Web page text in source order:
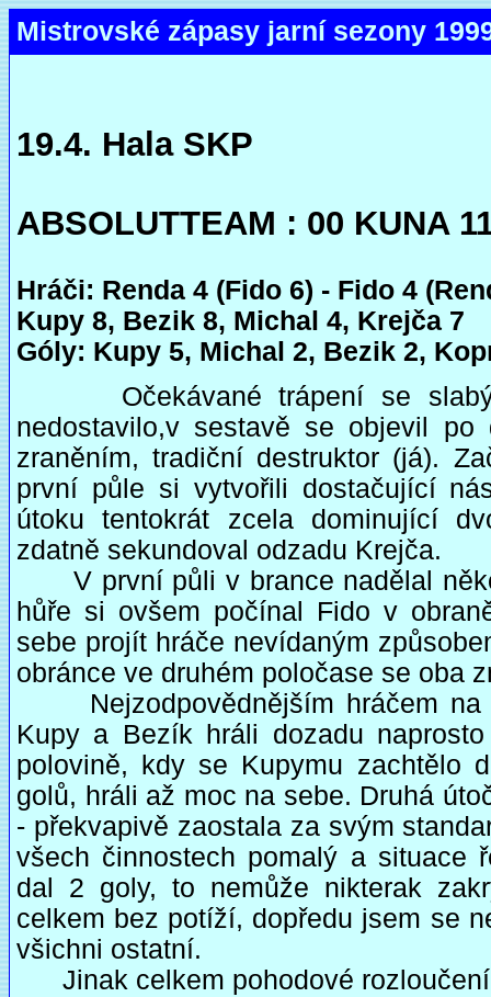
Mistrovské zápasy jarní sezony
19.4. Hala SKP
ABSOLUTTEAM : 00 KUNA
Hráči: Renda 4 (Fido 6) - Fido 4
Kupy 8, Bezik 8, Michal 4, Krejča 7
Góly: Kupy 5, Michal 2, Bezik 2,
Očekávané trápení se
nedostavilo,v sestavě se objevil po
zraněním, tradiční destruktor (já).
první půle si vytvořili dostačující
útoku tentokrát zcela dominující
zdatně sekundoval odzadu Krejča.
V první půli v brance nadělal
hůře si ovšem počínal Fido v
sebe projít hráče nevídaným
obránce ve druhém poločase se oba
Nejzodpovědnějším hráčem na
Kupy a Bezík hráli dozadu
polovině, kdy se Kupymu zachtělo
golů, hráli až moc na sebe. Druhá
- překvapivě zaostala za svým
všech činnostech pomalý a situace
dal 2 goly, to nemůže nikterak
celkem bez potíží, dopředu jsem se
všichni ostatní.
Jinak celkem pohodové